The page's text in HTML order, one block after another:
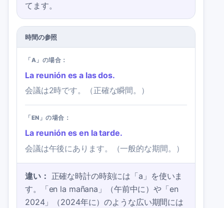
てます。
時間の参照
「A」の場合：
La reunión es a las dos.
会議は2時です。（正確な瞬間。）
「EN」の場合：
La reunión es en la tarde.
会議は午後にあります。（一般的な期間。）
違い： 正確な時計の時刻には「a」を使いま
す。「en la mañana」（午前中に）や「en
2024」（2024年に）のような広い期間には